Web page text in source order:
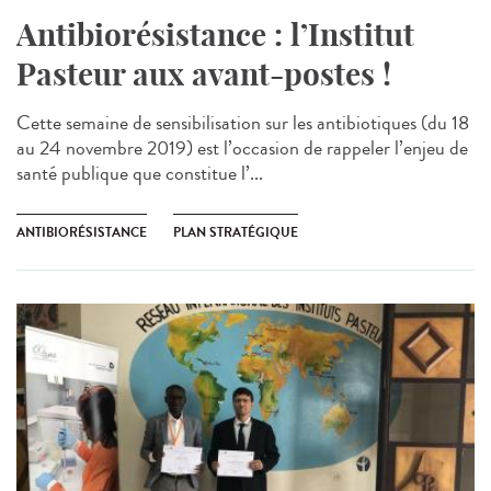
Antibiorésistance : l’Institut
Pasteur aux avant-postes !
Cette semaine de sensibilisation sur les antibiotiques (du 18
au 24 novembre 2019) est l’occasion de rappeler l’enjeu de
santé publique que constitue l’...
ANTIBIORÉSISTANCE PLAN STRATÉGIQUE